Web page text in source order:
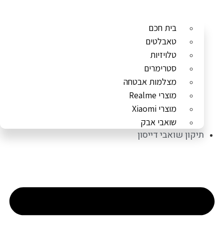
בית חכם
טאבלטים
טלויזיות
סטרימרים
מצלמות אבטחה
מוצרי Realme
מוצרי Xiaomi
שואבי אבק
תיקון שואבי דייסון